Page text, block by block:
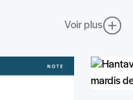
Voir plus